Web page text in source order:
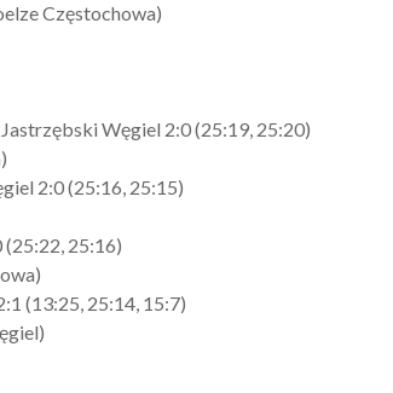
Częstochowa)
Węgiel 2:0 (25:19, 25:20)
2:0 (25:16, 25:15)
(25:22, 25:16)
(13:25, 25:14, 15:7)